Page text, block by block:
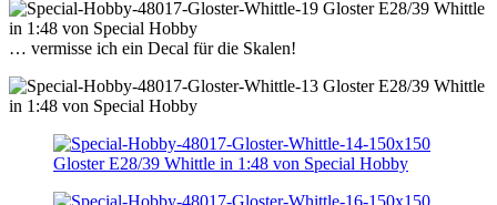
… vermisse ich ein Decal für die Skalen!